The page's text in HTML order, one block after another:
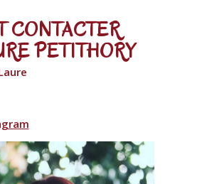
CONTACTER
PETITHORY